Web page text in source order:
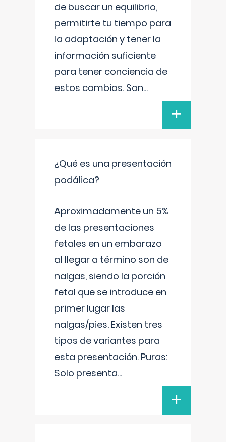
de buscar un equilibrio,
permitirte tu tiempo para
la adaptación y tener la
información suficiente
para tener conciencia de
estos cambios. Son...
+
¿Qué es una presentación
podálica?
Aproximadamente un 5%
de las presentaciones
fetales en un embarazo
al llegar a término son de
nalgas, siendo la porción
fetal que se introduce en
primer lugar las
nalgas/pies. Existen tres
tipos de variantes para
esta presentación. Puras:
Solo presenta...
+